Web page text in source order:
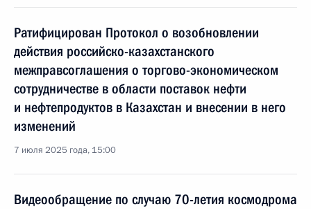
Ратифицирован Протокол о возобновлении
действия российско-казахстанского
межправсоглашения о торгово-экономическом
сотрудничестве в области поставок нефти
и нефтепродуктов в Казахстан и внесении в него
изменений
7 июля 2025 года, 15:00
Видеообращение по случаю 70-летия космодрома